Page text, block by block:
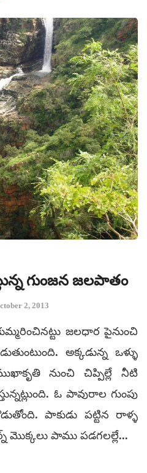
గుంజన జలపాతం
2, 2013
జలధార పైనుంచి
అక్కడున్న ఒళ్ళు
నుంచి చిప్పిల్లే నీటి
ఓ పావురాల గుంపు
పాకుడు పట్టిన రాళ్ళ
మొక్కలు పాము పడగలల్లే...